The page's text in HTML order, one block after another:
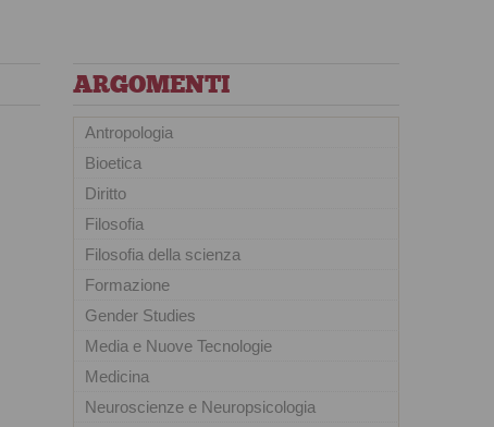
ARGOMENTI
Antropologia
Bioetica
Diritto
Filosofia
Filosofia della scienza
Formazione
Gender Studies
Media e Nuove Tecnologie
Medicina
Neuroscienze e Neuropsicologia